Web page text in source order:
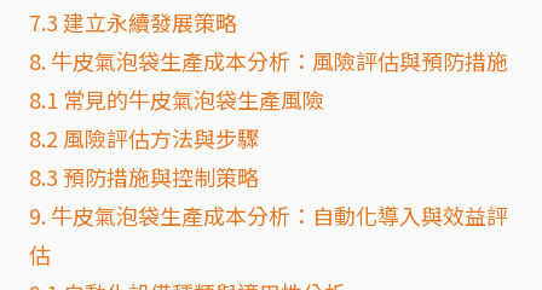
7.3 建立永續發展策略
8. 牛皮氣泡袋生產成本分析：風險評估與預防措施
8.1 常見的牛皮氣泡袋生產風險
8.2 風險評估方法與步驟
8.3 預防措施與控制策略
9. 牛皮氣泡袋生產成本分析：自動化導入與效益評
估